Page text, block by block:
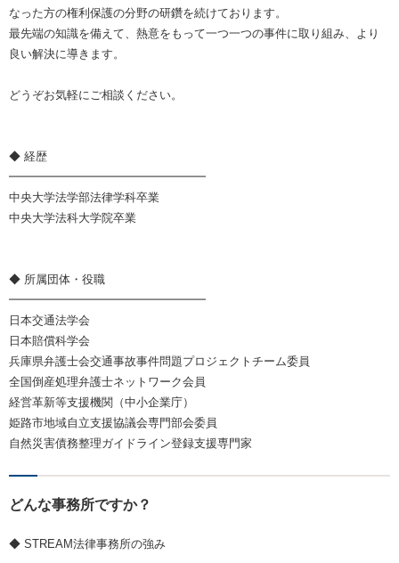
なった方の権利保護の分野の研鑽を続けております。
最先端の知識を備えて、熱意をもって一つ一つの事件に取り組み、より
良い解決に導きます。
どうぞお気軽にご相談ください。
◆ 経歴
━━━━━━━━━━━━━━━━━
中央大学法学部法律学科卒業
中央大学法科大学院卒業
◆ 所属団体・役職
━━━━━━━━━━━━━━━━━
日本交通法学会
日本賠償科学会
兵庫県弁護士会交通事故事件問題プロジェクトチーム委員
全国倒産処理弁護士ネットワーク会員
経営革新等支援機関（中小企業庁）
姫路市地域自立支援協議会専門部会委員
自然災害債務整理ガイドライン登録支援専門家
どんな事務所ですか？
◆ STREAM法律事務所の強み